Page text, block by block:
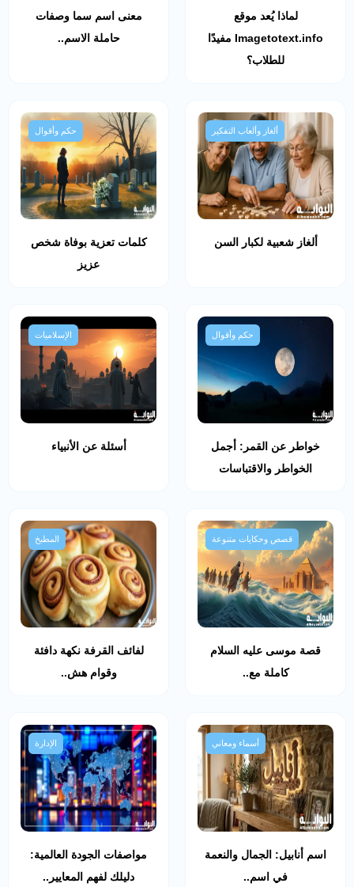
لماذا يُعد موقع
Imagetotext.info مفيدًا
للطلاب؟
معنى اسم سما وصفات
حاملة الاسم..
ألغاز وألعاب التفكير
ألغاز شعبية لكبار السن
حكم وأقوال
كلمات تعزية بوفاة شخص
عزيز
حكم وأقوال
خواطر عن القمر: أجمل
الخواطر والاقتباسات
الإسلاميات
أسئلة عن الأنبياء
قصص وحكايات متنوعة
قصة موسى عليه السلام
كاملة مع..
المطبخ
لفائف القرفة نكهة دافئة
وقوام هش..
أسماء ومعاني
اسم أنابيل: الجمال والنعمة
في اسم..
الإدارة
مواصفات الجودة العالمية:
دليلك لفهم المعايير..